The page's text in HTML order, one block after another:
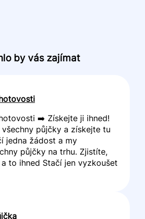
by vás zajímat
➡️ Získejte ji ihned!
všechny půjčky a získejte tu
jedna žádost a my
půjčky na trhu. Zjistíte,
to ihned Stačí jen vyzkoušet